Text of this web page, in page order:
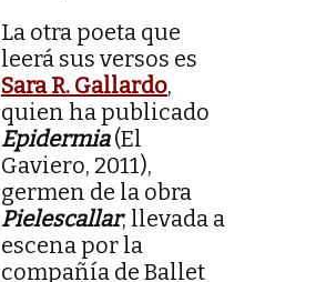
La otra poeta que
leerá sus versos es
Sara R. Gallardo,
quien ha publicado
Epidermia(El
Gaviero, 2011),
germen de la obra
Pielescallar, llevada a
escena por la
compañía de Ballet